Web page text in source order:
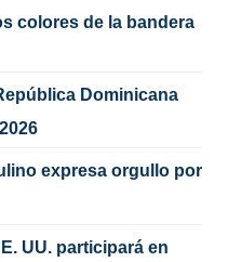
colores de la bandera
Dominicana
expresa orgullo por
UU. participará en